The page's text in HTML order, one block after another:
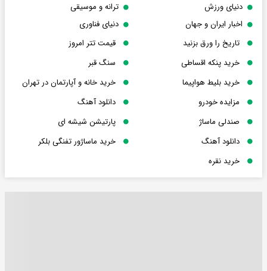
دنیای ورزش
ترانه و موسیقی
اخبار ایران و جهان
دنیای فناوری
تاریخ را ورق بزنید
قیمت تتر امروز
خرید پنکه اقساطی
سنگ قبر
خرید بلیط هواپیما
خرید خانه و آپارتمان در تهران
مزایده خودرو
دانلود آهنگ
صندلی ماساژ
پارتیشن شیشه ای
دانلود آهنگ
خرید ماساژور تفنگی بلکر
خرید نقره